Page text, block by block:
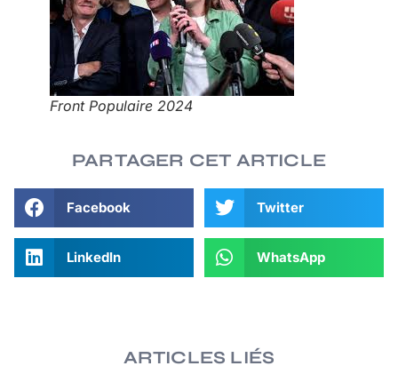
Front Populaire 2024
PARTAGER CET ARTICLE
Facebook Twitter
LinkedIn WhatsApp
ARTICLES LIÉS